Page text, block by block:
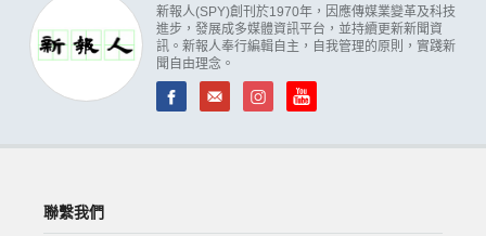
新報人(SPY)創刊於1970年，因應傳媒業變革及科技
進步，發展成多媒體資訊平台，並持續更新新聞資
訊。新報人奉行編輯自主，自我管理的原則，實踐新
聞自由理念。
聯繫我們